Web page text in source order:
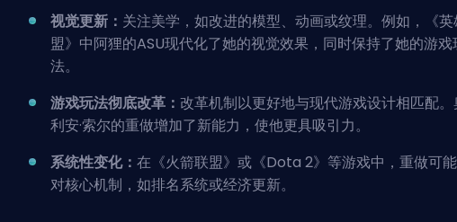
视觉更新： 关注美学，如改进的模型、动画或纹理。例如，《
盟》中阿狸的ASU现代化了她的视觉效果，同时保持了她的游戏
法。
游戏玩法彻底改革： 改革机制以更好地与现代游戏设计相匹配
利安·索尔的重做增加了新能力，使他更具吸引力。
系统性变化： 在《火箭联盟》或《Dota 2》等游戏中，重做可
对核心机制，如排名系统或经济更新。